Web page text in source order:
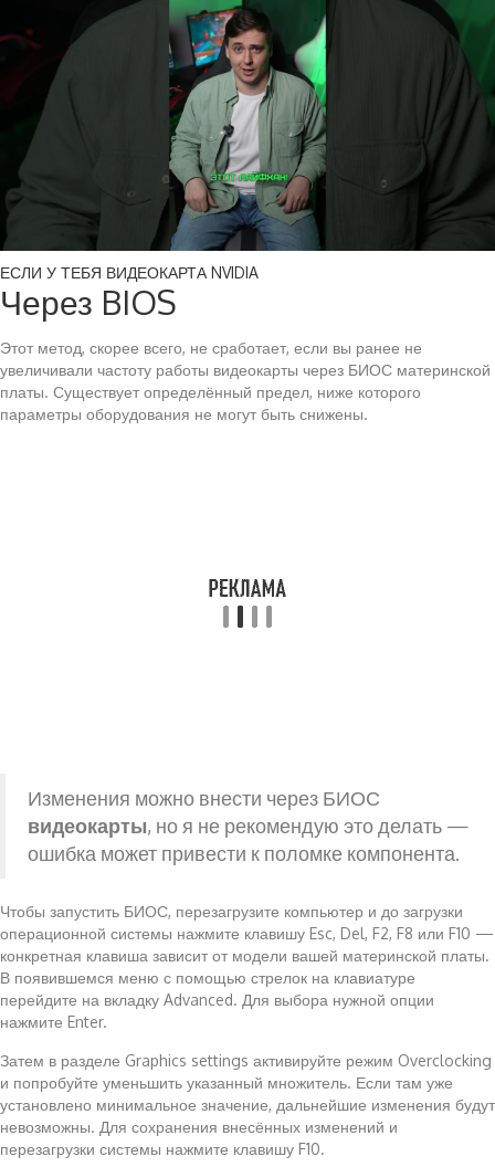
ЕСЛИ У ТЕБЯ ВИДЕОКАРТА NVIDIA
Через BIOS
Этот метод, скорее всего, не сработает, если вы ранее не
увеличивали частоту работы видеокарты через БИОС материнской
платы. Существует определённый предел, ниже которого
параметры оборудования не могут быть снижены.
Изменения можно внести через БИОС
видеокарты, но я не рекомендую это делать —
ошибка может привести к поломке компонента.
Чтобы запустить БИОС, перезагрузите компьютер и до загрузки
операционной системы нажмите клавишу Esc, Del, F2, F8 или F10 —
конкретная клавиша зависит от модели вашей материнской платы.
В появившемся меню с помощью стрелок на клавиатуре
перейдите на вкладку Advanced. Для выбора нужной опции
нажмите Enter.
Затем в разделе Graphics settings активируйте режим Overclocking
и попробуйте уменьшить указанный множитель. Если там уже
установлено минимальное значение, дальнейшие изменения будут
невозможны. Для сохранения внесённых изменений и
перезагрузки системы нажмите клавишу F10.